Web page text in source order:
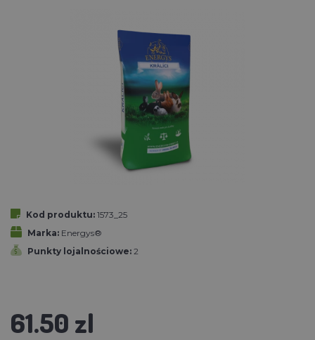
Kod produktu: 1573_25
Marka: Energys®
Punkty lojalnościowe: 2
61.50 zl